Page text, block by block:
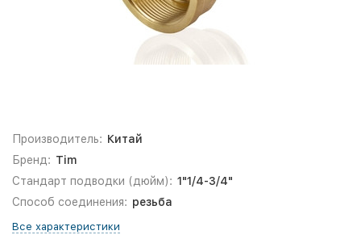
Производитель: Китай
Бренд: Tim
Стандарт подводки (дюйм): 1"1/4-3/4"
Способ соединения: резьба
Все характеристики